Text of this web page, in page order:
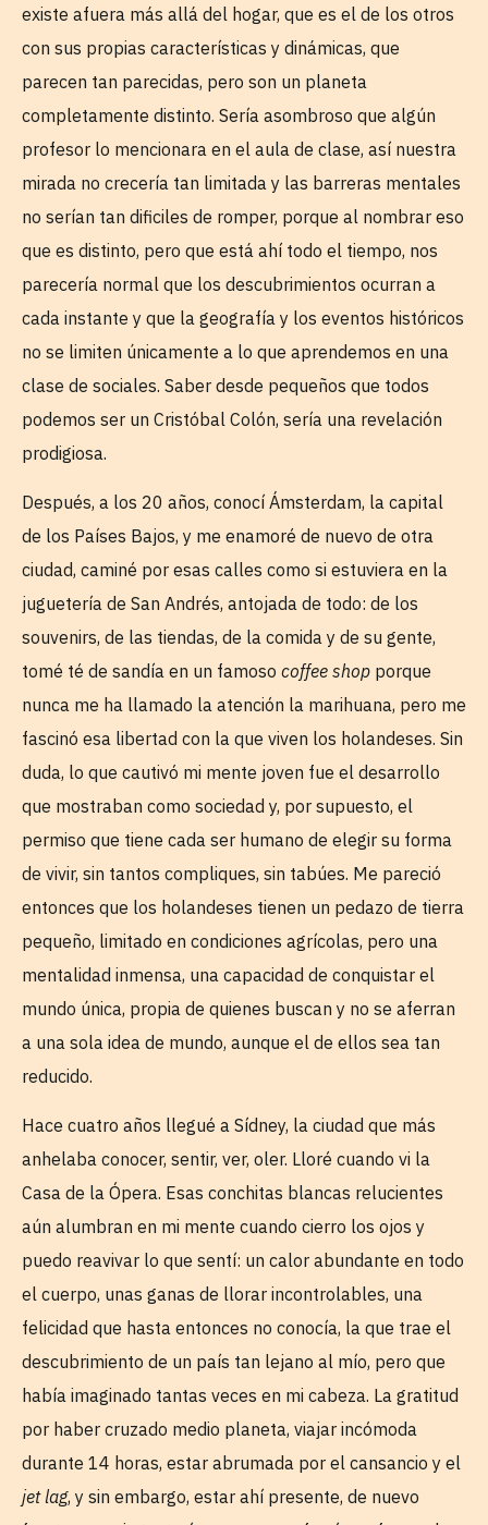
existe afuera más allá del hogar, que es el de los otros
con sus propias características y dinámicas, que
parecen tan parecidas, pero son un planeta
completamente distinto. Sería asombroso que algún
profesor lo mencionara en el aula de clase, así nuestra
mirada no crecería tan limitada y las barreras mentales
no serían tan dificiles de romper, porque al nombrar eso
que es distinto, pero que está ahí todo el tiempo, nos
parecería normal que los descubrimientos ocurran a
cada instante y que la geografía y los eventos históricos
no se limiten únicamente a lo que aprendemos en una
clase de sociales. Saber desde pequeños que todos
podemos ser un Cristóbal Colón, sería una revelación
prodigiosa.
Después, a los 20 años, conocí Ámsterdam, la capital
de los Países Bajos, y me enamoré de nuevo de otra
ciudad, caminé por esas calles como si estuviera en la
juguetería de San Andrés, antojada de todo: de los
souvenirs, de las tiendas, de la comida y de su gente,
tomé té de sandía en un famoso coffee shop porque
nunca me ha llamado la atención la marihuana, pero me
fascinó esa libertad con la que viven los holandeses. Sin
duda, lo que cautivó mi mente joven fue el desarrollo
que mostraban como sociedad y, por supuesto, el
permiso que tiene cada ser humano de elegir su forma
de vivir, sin tantos compliques, sin tabúes. Me pareció
entonces que los holandeses tienen un pedazo de tierra
pequeño, limitado en condiciones agrícolas, pero una
mentalidad inmensa, una capacidad de conquistar el
mundo única, propia de quienes buscan y no se aferran
a una sola idea de mundo, aunque el de ellos sea tan
reducido.
Hace cuatro años llegué a Sídney, la ciudad que más
anhelaba conocer, sentir, ver, oler. Lloré cuando vi la
Casa de la Ópera. Esas conchitas blancas relucientes
aún alumbran en mi mente cuando cierro los ojos y
puedo reavivar lo que sentí: un calor abundante en todo
el cuerpo, unas ganas de llorar incontrolables, una
felicidad que hasta entonces no conocía, la que trae el
descubrimiento de un país tan lejano al mío, pero que
había imaginado tantas veces en mi cabeza. La gratitud
por haber cruzado medio planeta, viajar incómoda
durante 14 horas, estar abrumada por el cansancio y el
jet lag, y sin embargo, estar ahí presente, de nuevo